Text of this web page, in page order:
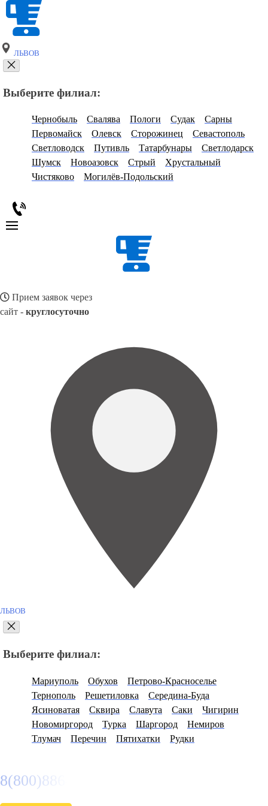
ЛЬВОВ
Выберите филиал:
Чернобыль Свалява Пологи Судак
Сарны
Первомайск
Олевск Сторожинец
Севастополь
Светловодск
Путивль Татарбунары
Светлодарск
Шумск
Новоазовск Стрый
Хрустальный
Чистяково
Могилёв-Подольский
Прием заявок через
сайт - круглосуточно
ЛЬВОВ
Выберите филиал:
Мариуполь Обухов
Петрово-Красноселье
Тернополь
Решетиловка
Середина-Буда
Ясиноватая
Сквира Славута Саки
Чигирин
Новомиргород
Турка Шаргород
Немиров
Тлумач
Перечин Пятихатки Рудки
8(800)886486